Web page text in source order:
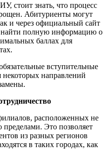
стоит знать, что процесс
Абитуриенты могут
и через официальный сайт
найти полную информацию о
баллах для
вступительные
направлений
расположенных не
пределами. Это позволяет
из разных регионов
в таких городах, как